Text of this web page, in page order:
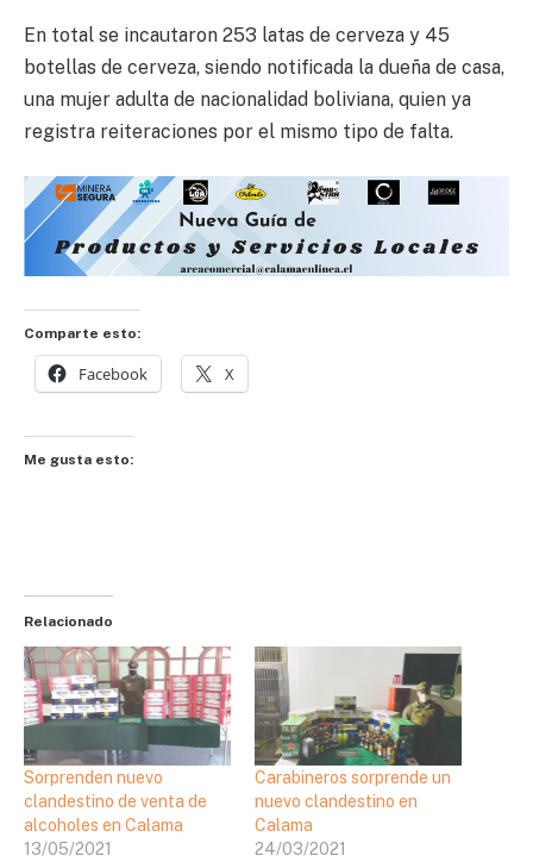
En total se incautaron 253 latas de cerveza y 45
botellas de cerveza, siendo notificada la dueña de casa,
una mujer adulta de nacionalidad boliviana, quien ya
registra reiteraciones por el mismo tipo de falta.
Comparte esto:
Facebook X
Me gusta esto:
Relacionado
Sorprenden nuevo
clandestino de venta de
alcoholes en Calama
13/05/2021
Carabineros sorprende un
nuevo clandestino en
Calama
24/03/2021